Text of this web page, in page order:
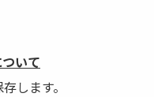
いて
します。